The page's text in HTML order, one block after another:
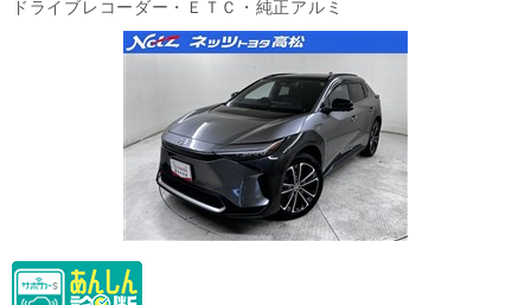
ドライブレコーダー・ＥＴＣ・純正アルミ